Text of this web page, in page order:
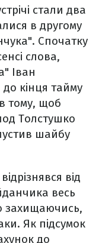
стали два
в другому
Спочатку
слова,
Іван
кінця тайму
тому, щоб
Толстушко
шайбу
від
весь
захищаючись,
Як підсумок
до